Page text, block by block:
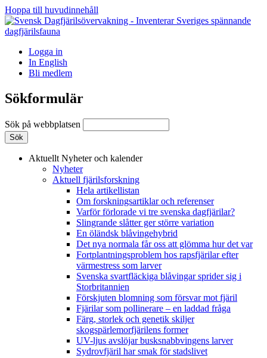
Hoppa till huvudinnehåll
Logga in
In English
Bli medlem
Sökformulär
Sök på webbplatsen
Aktuellt Nyheter och kalender
Nyheter
Aktuell fjärilsforskning
Hela artikellistan
Om forskningsartiklar och referenser
Varför förlorade vi tre svenska dagfjärilar?
Slingrande slåtter ger större variation
En öländsk blåvingehybrid
Det nya normala får oss att glömma hur det var
Fortplantningsproblem hos rapsfjärilar efter
värmestress som larver
Svenska svartfläckiga blåvingar sprider sig i
Storbritannien
Förskjuten blomning som försvar mot fjäril
Fjärilar som pollinerare – en laddad fråga
Färg, storlek och genetik skiljer
skogspärlemorfjärilens former
UV-ljus avslöjar busksnabbvingens larver
Sydrovfjäril har smak för stadslivet